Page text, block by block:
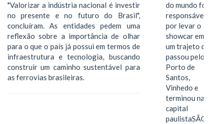
"Valorizar a indústria nacional é investir
no presente e no futuro do Brasil",
concluíram. As entidades pedem uma
reflexão sobre a importância de olhar
para o que o país já possui em termos de
infraestrutura e tecnologia, buscando
construir um caminho sustentável para
as ferrovias brasileiras.
do mundo foi
responsável
por levar o
showcar em
um trajeto que
passou pelo
Porto de
Santos,
Vinhedo e
terminou na
capital
paulistaSÃO